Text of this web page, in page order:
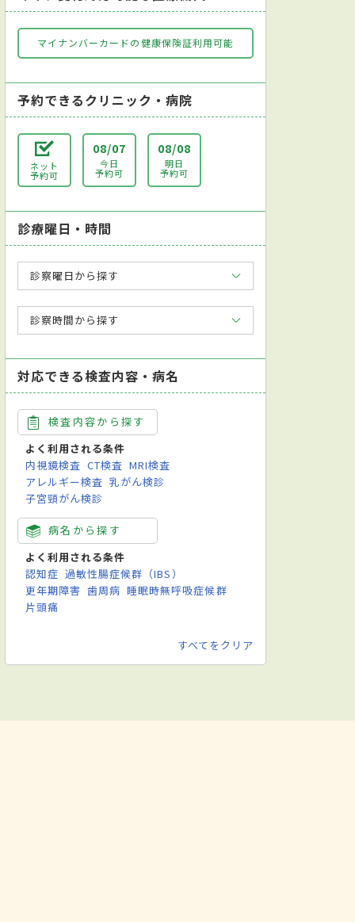
マイナンバーカードの健康保険証利用可能
予約できるクリニック・病院
ネット
予約可
08/07
今日
予約可
08/08
明日
予約可
診療曜日・時間
診察曜日から探す
診察時間から探す
対応できる検査内容・病名
検査内容から探す
よく利用される条件
内視鏡検査 CT検査 MRI検査
アレルギー検査 乳がん検診
子宮頸がん検診
病名から探す
よく利用される条件
認知症 過敏性腸症候群（IBS）
更年期障害 歯周病 睡眠時無呼吸症候群
片頭痛
すべてをクリア